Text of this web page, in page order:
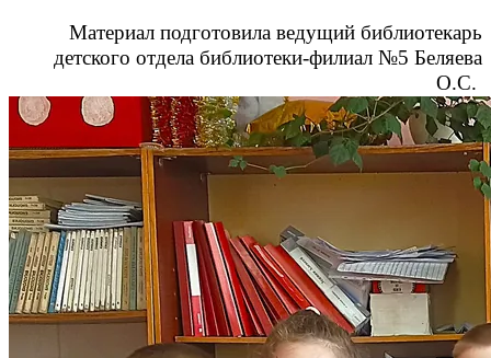
Материал подготовила ведущий библиотекарь
детского отдела библиотеки-филиал №5 Беляева
О.С.